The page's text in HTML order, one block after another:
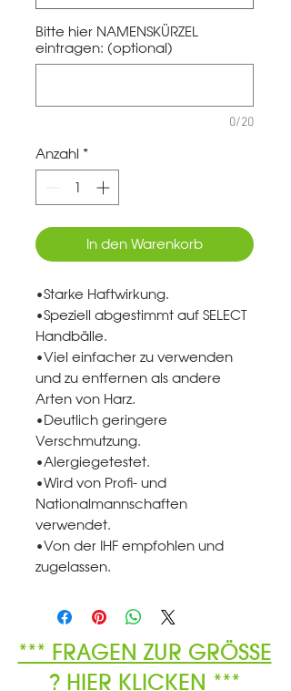
Bitte hier NAMENSKÜRZEL
eintragen: (optional)
0/20
Anzahl *
In den Warenkorb
•Starke Haftwirkung.
•Speziell abgestimmt auf SELECT
Handbälle.
•Viel einfacher zu verwenden
und zu entfernen als andere
Arten von Harz.
•Deutlich geringere
Verschmutzung.
•Alergiegetestet.
•Wird von Profi- und
Nationalmannschaften
verwendet.
•Von der IHF empfohlen und
zugelassen.
*** FRAGEN ZUR GRÖSSE
? HIER KLICKEN ***